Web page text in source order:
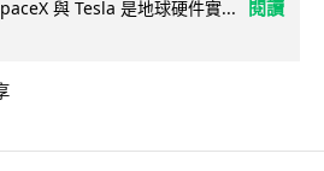
與 Tesla 是地球硬件實...
閱讀